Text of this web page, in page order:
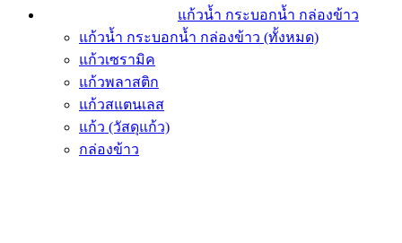
แก้วน้ำ กระบอกน้ำ กล่องข้าว
แก้วน้ำ กระบอกน้ำ กล่องข้าว (ทั้งหมด)
แก้วเซรามิค
แก้วพลาสติก
แก้วสแตนเลส
แก้ว (วัสดุแก้ว)
กล่องข้าว